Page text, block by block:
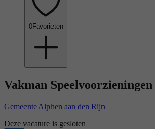
0Favorieten
Vakman Speelvoorzieningen
Gemeente Alphen aan den Rijn
Deze vacature is gesloten